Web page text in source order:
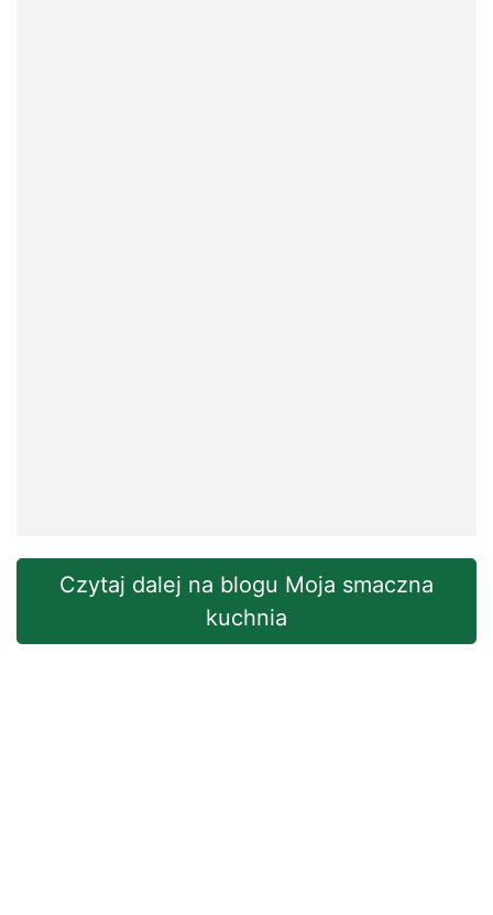
Czytaj dalej na blogu Moja smaczna
kuchnia